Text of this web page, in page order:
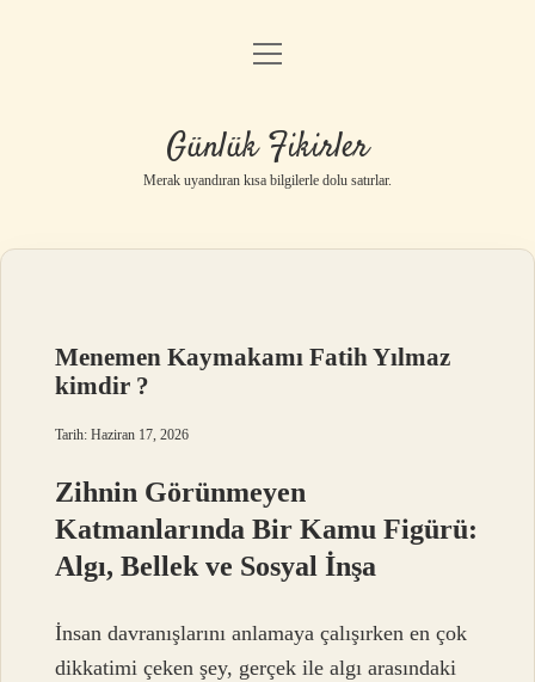
Anasayfa
Yasal Uyarı
menüyü
Günlük Fikirler
Merak uyandıran kısa bilgilerle dolu satırlar.
Menemen Kaymakamı Fatih Yılmaz
kimdir ?
Tarih: Haziran 17, 2026
Zihnin Görünmeyen
Katmanlarında Bir Kamu Figürü:
Algı, Bellek ve Sosyal İnşa
İnsan davranışlarını anlamaya çalışırken en çok
dikkatimi çeken şey, gerçek ile algı arasındaki